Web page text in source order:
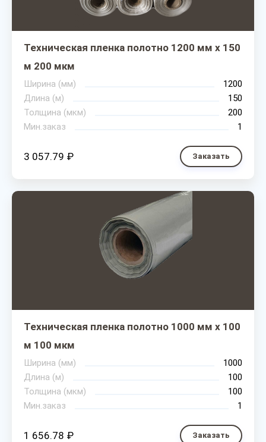
Техническая пленка полотно 1200 мм х 150
м 200 мкм
Ширина (мм)
1200
Длина (м)
150
Толщина (мкм)
200
Мин.заказ
1
3 057.79 ₽ Заказать
Техническая пленка полотно 1000 мм х 100
м 100 мкм
Ширина (мм)
1000
Длина (м)
100
Толщина (мкм)
100
Мин.заказ
1
1 656.78 ₽ Заказать